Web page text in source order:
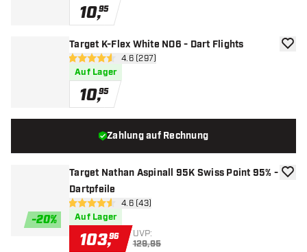
10,95
Target K-Flex White NO6 - Dart Flights
Bewertungsbereich öffnen
4.6 Bewertungssterne
4.6 (297)
Auf Lager
10,95
Zur
-20%
Target Nathan Aspinall 95K Swiss Point 95% -
Dartpfeile
Bewertungsbereich öffnen
4.6 Bewertungssterne
4.6 (43)
Auf Lager
103,96 UVP:
129,95
Zur
Zahlung auf Rechnung